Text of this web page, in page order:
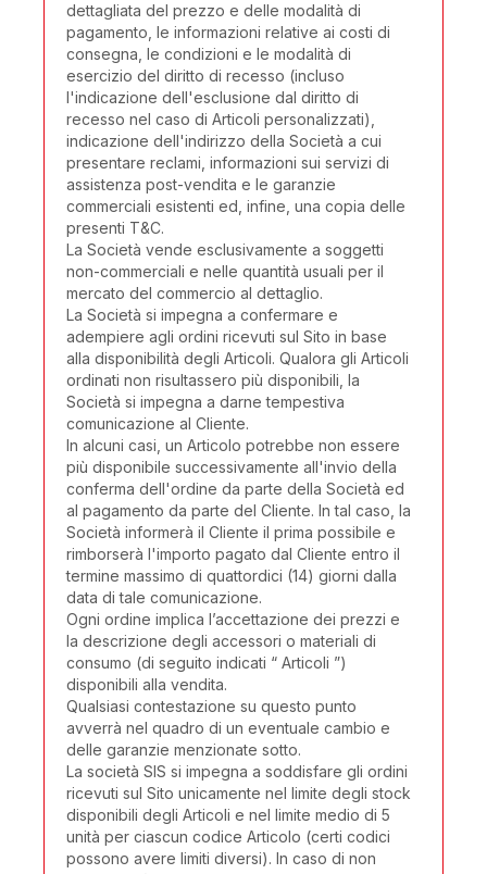
dettagliata del prezzo e delle modalità di
pagamento, le informazioni relative ai costi di
consegna, le condizioni e le modalità di
esercizio del diritto di recesso (incluso
l'indicazione dell'esclusione dal diritto di
recesso nel caso di Articoli personalizzati),
indicazione dell'indirizzo della Società a cui
presentare reclami, informazioni sui servizi di
assistenza post-vendita e le garanzie
commerciali esistenti ed, infine, una copia delle
presenti T&C.
La Società vende esclusivamente a soggetti
non-commerciali e nelle quantità usuali per il
mercato del commercio al dettaglio.
La Società si impegna a confermare e
adempiere agli ordini ricevuti sul Sito in base
alla disponibilità degli Articoli. Qualora gli Articoli
ordinati non risultassero più disponibili, la
Società si impegna a darne tempestiva
comunicazione al Cliente.
In alcuni casi, un Articolo potrebbe non essere
più disponibile successivamente all'invio della
conferma dell'ordine da parte della Società ed
al pagamento da parte del Cliente. In tal caso, la
Società informerà il Cliente il prima possibile e
rimborserà l'importo pagato dal Cliente entro il
termine massimo di quattordici (14) giorni dalla
data di tale comunicazione.
Ogni ordine implica l’accettazione dei prezzi e
la descrizione degli accessori o materiali di
consumo (di seguito indicati “ Articoli ”)
disponibili alla vendita.
Qualsiasi contestazione su questo punto
avverrà nel quadro di un eventuale cambio e
delle garanzie menzionate sotto.
La società SIS si impegna a soddisfare gli ordini
ricevuti sul Sito unicamente nel limite degli stock
disponibili degli Articoli e nel limite medio di 5
unità per ciascun codice Articolo (certi codici
possono avere limiti diversi). In caso di non